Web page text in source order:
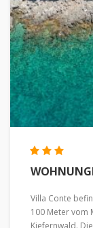
Villa Conte
100 Meter vom
Kiefernwald.